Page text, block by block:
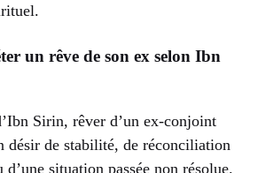
un rêve de son ex selon Ibn
Sirin, rêver d’un ex-conjoint
désir de stabilité, de réconciliation
situation passée non résolue.